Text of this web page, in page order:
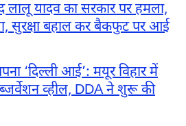
लालू यादव का सरकार पर हमला,
सुरक्षा बहाल कर बैकफुट पर आई
‘दिल्ली आई’: मयूर विहार में
व्हील, DDA ने शुरू की